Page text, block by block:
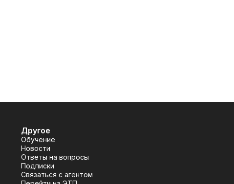
Другое
Обучение
Новости
Ответы на вопросы
Подписки
Связаться с агентом